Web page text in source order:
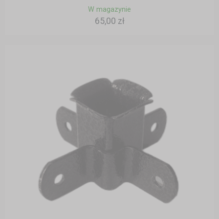
W magazynie
65,00 zł